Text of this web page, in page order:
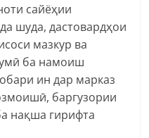
сайёҳии
шуда, дастовардҳои
мазкур ва
ба намоиш
ин дар марказ
баргузории
нақша гирифта